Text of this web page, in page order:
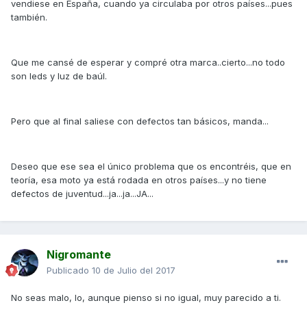
vendiese en España, cuando ya circulaba por otros países...pues
también.
Que me cansé de esperar y compré otra marca..cierto...no todo
son leds y luz de baúl.
Pero que al final saliese con defectos tan básicos, manda...
Deseo que ese sea el único problema que os encontréis, que en
teoría, esa moto ya está rodada en otros países...y no tiene
defectos de juventud...ja...ja...JA...
Nigromante
Publicado 10 de Julio del 2017
No seas malo, lo, aunque pienso si no igual, muy parecido a ti.